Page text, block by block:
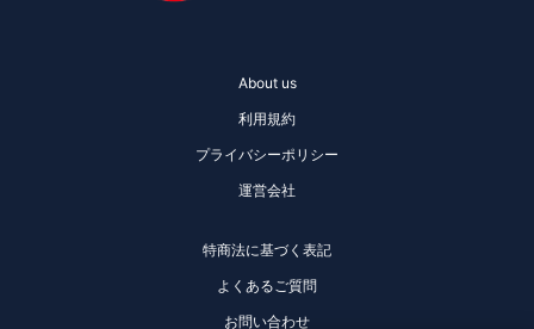
About us
利用規約
プライバシーポリシー
運営会社
特商法に基づく表記
よくあるご質問
お問い合わせ